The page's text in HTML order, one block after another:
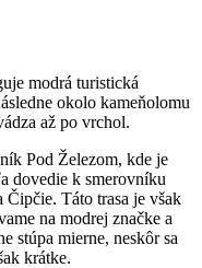
modrá turistická
okolo kameňolomu
až po vrchol.
Pod Železom, kde je
dovedie k smerovníku
Táto trasa je však
na modrej značke a
stúpa mierne, neskôr sa
krátke.